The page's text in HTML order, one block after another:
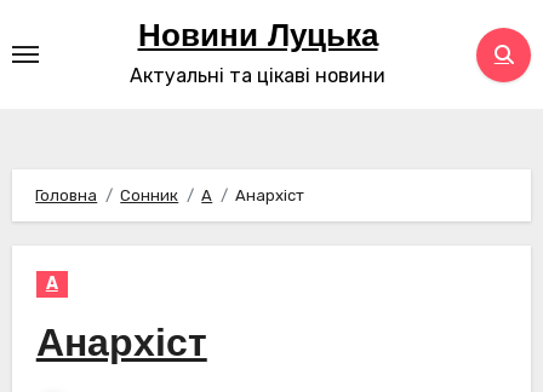
до
Новини Луцька
Актуальні та цікаві новини
Головна Сонник А Анархіст
А
Анархіст